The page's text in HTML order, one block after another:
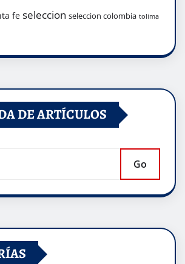
fe seleccion seleccion colombia tolima
DE ARTÍCULOS
Go